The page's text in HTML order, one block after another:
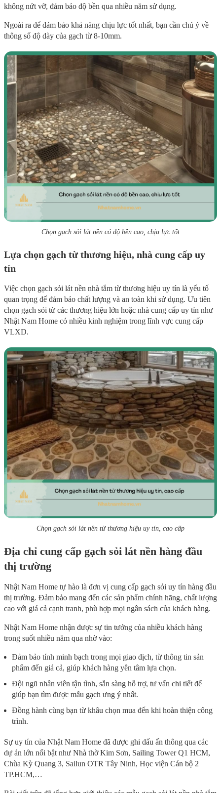
không nứt vỡ, đảm bảo độ bền qua nhiều năm sử dụng.
Ngoài ra để đảm bảo khả năng chịu lực tốt nhất, bạn cần chú ý về
thông số độ dày của gạch từ 8-10mm.
Chọn gạch sỏi lát nền có độ bền cao, chịu lực tốt
Lựa chọn gạch từ thương hiệu, nhà cung cấp uy
tín
Việc chọn gạch sỏi lát nền nhà tắm từ thương hiệu uy tín là yếu tố
quan trọng để đảm bảo chất lượng và an toàn khi sử dụng. Ưu tiên
chọn gạch sỏi từ các thương hiệu lớn hoặc nhà cung cấp uy tín như
Nhật Nam Home có nhiều kinh nghiệm trong lĩnh vực cung cấp
VLXD.
Chọn gạch sỏi lát nền từ thương hiệu uy tín, cao cấp
Địa chỉ cung cấp gạch sỏi lát nền hàng đầu
thị trường
Nhật Nam Home tự hào là đơn vị cung cấp gạch sỏi uy tín hàng đầu
thị trường. Đảm bảo mang đến các sản phẩm chính hãng, chất lượng
cao với giá cả cạnh tranh, phù hợp mọi ngân sách của khách hàng.
Nhật Nam Home nhận được sự tin tưởng của nhiều khách hàng
trong suốt nhiều năm qua nhờ vào:
Đảm bảo tính minh bạch trong mọi giao dịch, từ thông tin sản
phẩm đến giá cả, giúp khách hàng yên tâm lựa chọn.
Đội ngũ nhân viên tận tình, sẵn sàng hỗ trợ, tư vấn chi tiết để
giúp bạn tìm được mẫu gạch ưng ý nhất.
Đồng hành cùng bạn từ khâu chọn mua đến khi hoàn thiện công
trình.
Sự uy tín của Nhật Nam Home đã được ghi dấu ấn thông qua các
dự án lớn nổi bật như Nhà thờ Kim Sơn, Sailing Tower Q1 HCM,
Chùa Kỳ Quang 3, Sailun OTR Tây Ninh, Học viện Cán bộ 2
TP.HCM,…